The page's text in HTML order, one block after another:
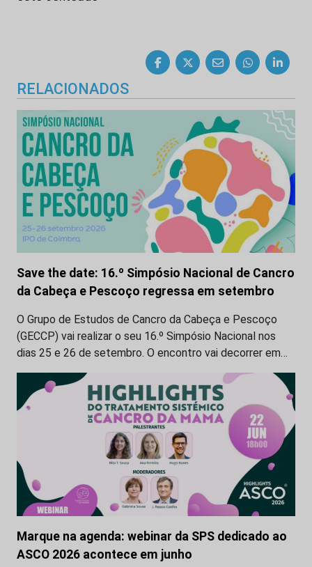
RELACIONADOS
Save the date: 16.º Simpósio Nacional de Cancro
da Cabeça e Pescoço regressa em setembro
O Grupo de Estudos de Cancro da Cabeça e Pescoço
(GECCP) vai realizar o seu 16.º Simpósio Nacional nos
dias 25 e 26 de setembro. O encontro vai decorrer em…
Marque na agenda: webinar da SPS dedicado ao
ASCO 2026 acontece em junho